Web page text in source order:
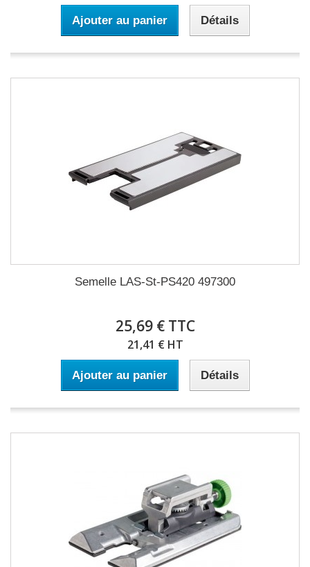
Ajouter au panier Détails
Semelle LAS-St-PS420 497300
25,69 € TTC
21,41 € HT
Ajouter au panier Détails